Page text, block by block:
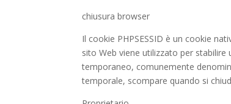
chiusura browser
Il cookie PHPSESSID è un cookie
sito Web viene utilizzato per
temporaneo, comunemente
temporale, scompare quando si